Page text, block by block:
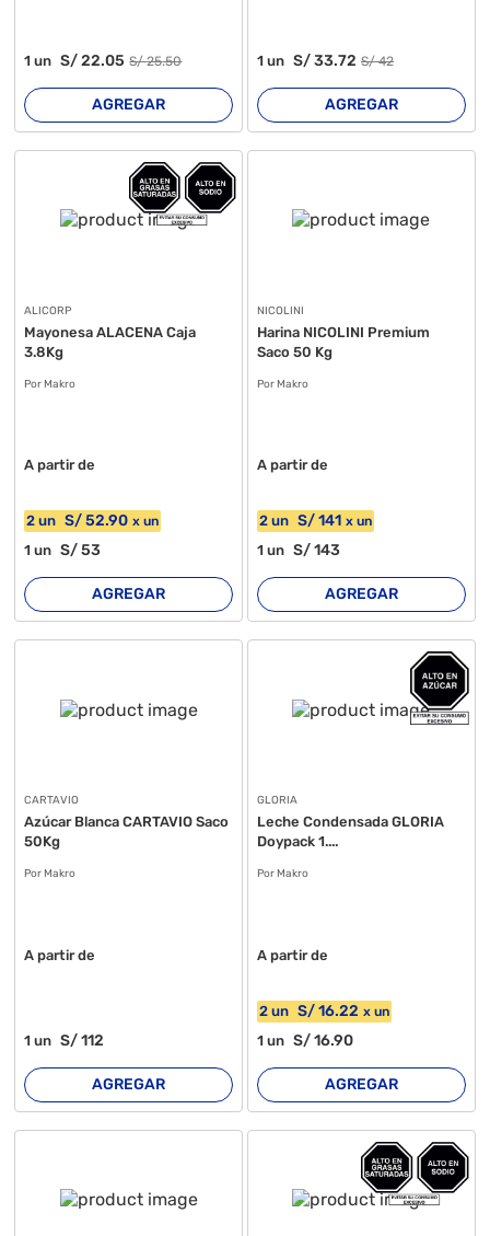
1un S/22.05 S/25.50
AGREGAR
1 un S/33.72 S/42
AGREGAR
ALICORP
Mayonesa ALACENA Caja
3.8Kg
Por Makro
A partir de
2 un S/52.90 xun
1un S/53
AGREGAR
NICOLINI
Harina NICOLINI Premium
Saco 50 Kg
Por Makro
A partir de
2 un S/141 x un
1 un S/143
AGREGAR
CARTAVIO
Azúcar Blanca CARTAVIO Saco
50Kg
Por Makro
A partir de
1un S/112
AGREGAR
GLORIA
Leche Condensada GLORIA
Doypack 1....
Por Makro
A partir de
2 un S/16.22 x un
1 un S/16.90
AGREGAR